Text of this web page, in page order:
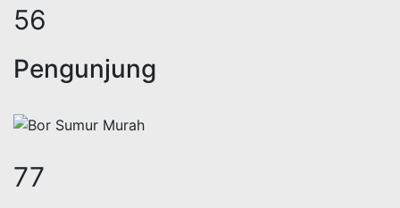
66
Pengunjung
91